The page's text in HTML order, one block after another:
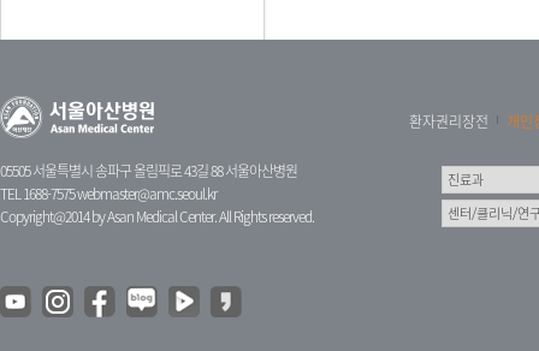
05505 서울특별시 송파구 올림픽로 43길 88 서울아산병원
TEL 1688-7575webmaster@amc.seoul.kr
Copyright@2014 by Asan Medical Center. All Rights reserved.
환자권리장전 개인